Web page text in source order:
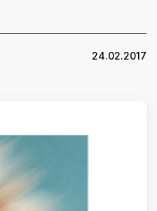
24.02.2017